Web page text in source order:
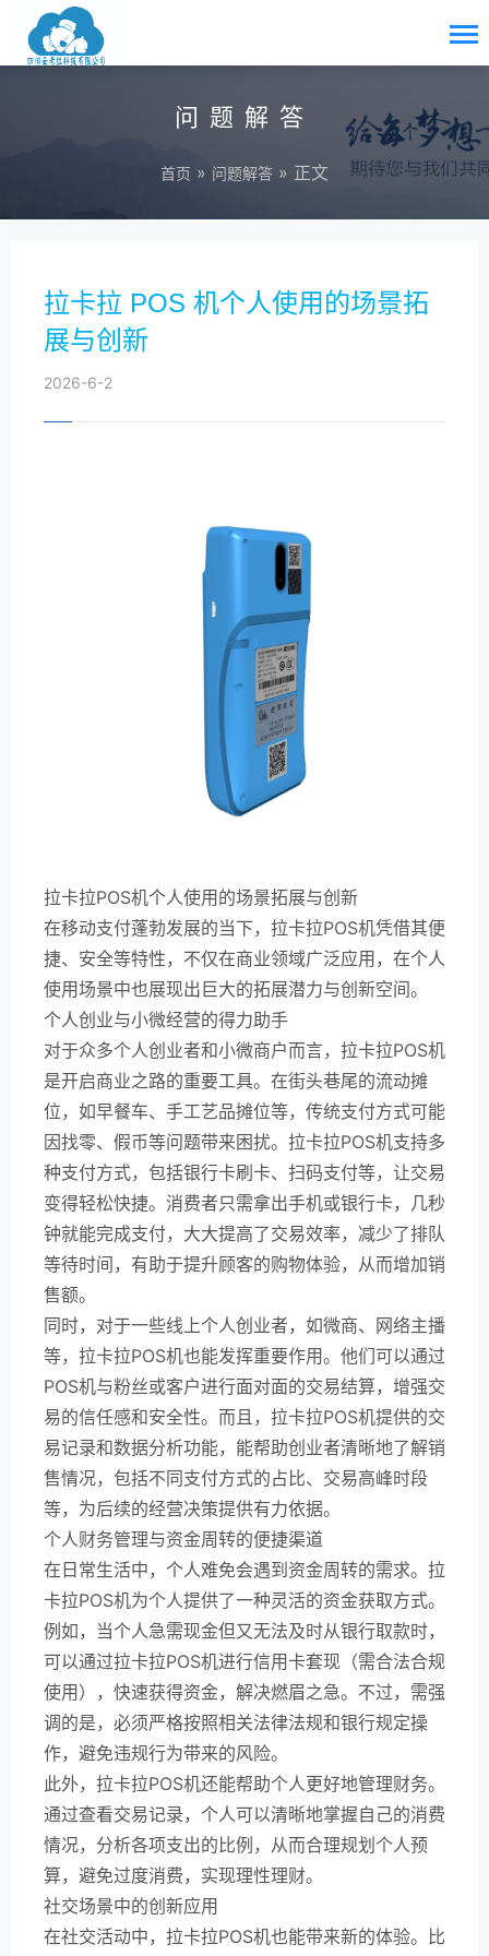
问题解答
首页 » 问题解答 » 正文
拉卡拉 POS 机个人使用的场景拓
展与创新
2026-6-2
拉卡拉POS机个人使用的场景拓展与创新
在移动支付蓬勃发展的当下，拉卡拉POS机凭借其便
捷、安全等特性，不仅在商业领域广泛应用，在个人
使用场景中也展现出巨大的拓展潜力与创新空间。
个人创业与小微经营的得力助手
对于众多个人创业者和小微商户而言，拉卡拉POS机
是开启商业之路的重要工具。在街头巷尾的流动摊
位，如早餐车、手工艺品摊位等，传统支付方式可能
因找零、假币等问题带来困扰。拉卡拉POS机支持多
种支付方式，包括银行卡刷卡、扫码支付等，让交易
变得轻松快捷。消费者只需拿出手机或银行卡，几秒
钟就能完成支付，大大提高了交易效率，减少了排队
等待时间，有助于提升顾客的购物体验，从而增加销
售额。
同时，对于一些线上个人创业者，如微商、网络主播
等，拉卡拉POS机也能发挥重要作用。他们可以通过
POS机与粉丝或客户进行面对面的交易结算，增强交
易的信任感和安全性。而且，拉卡拉POS机提供的交
易记录和数据分析功能，能帮助创业者清晰地了解销
售情况，包括不同支付方式的占比、交易高峰时段
等，为后续的经营决策提供有力依据。
个人财务管理与资金周转的便捷渠道
在日常生活中，个人难免会遇到资金周转的需求。拉
卡拉POS机为个人提供了一种灵活的资金获取方式。
例如，当个人急需现金但又无法及时从银行取款时，
可以通过拉卡拉POS机进行信用卡套现（需合法合规
使用），快速获得资金，解决燃眉之急。不过，需强
调的是，必须严格按照相关法律法规和银行规定操
作，避免违规行为带来的风险。
此外，拉卡拉POS机还能帮助个人更好地管理财务。
通过查看交易记录，个人可以清晰地掌握自己的消费
情况，分析各项支出的比例，从而合理规划个人预
算，避免过度消费，实现理性理财。
社交场景中的创新应用
在社交活动中，拉卡拉POS机也能带来新的体验。比